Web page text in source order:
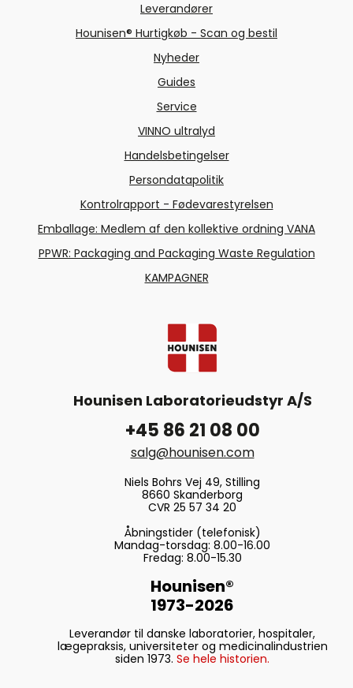
Leverandører
Hounisen® Hurtigkøb - Scan og bestil
Nyheder
Guides
Service
VINNO ultralyd
Handelsbetingelser
Persondatapolitik
Kontrolrapport - Fødevarestyrelsen
Emballage: Medlem af den kollektive ordning VANA
PPWR: Packaging and Packaging Waste Regulation
KAMPAGNER
Hounisen Laboratorieudstyr A/S
+45 86 21 08 00
salg@hounisen.com
Niels Bohrs Vej 49, Stilling
8660 Skanderborg
CVR 25 57 34 20
Åbningstider (telefonisk)
Mandag-torsdag: 8.00-16.00
Fredag: 8.00-15.30
Hounisen®
1973-2026
Leverandør til danske laboratorier, hospitaler,
lægepraksis, universiteter og medicinalindustrien
siden 1973. Se hele historien.